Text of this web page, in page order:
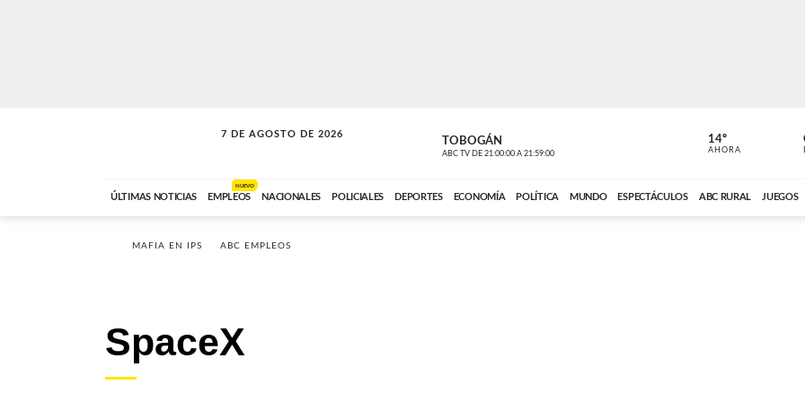
7 DE AGOSTO DE 2026
SOLO MÚSICA TOBOGÁN
ABC TV DE 21:00:00 A 21:59:00
DE TODO
ABC CARDINAL
14º
AHORA
ÚLTIMAS NOTICIAS EMPLEOS
NUEVO
NACIONALES POLICIALES DEPORTES ECONOMÍA POLÍTICA MUNDO ESPECTÁCULOS ABC RURAL JUEGOS
MAFIA EN IPS ABC EMPLEOS
SpaceX